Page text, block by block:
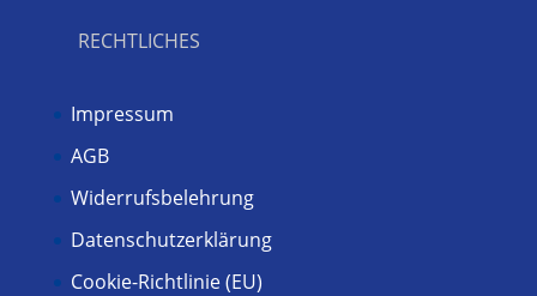
RECHTLICHES
Impressum
AGB
Widerrufsbelehrung
Datenschutzerklärung
Cookie-Richtlinie (EU)